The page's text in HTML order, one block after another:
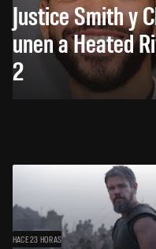
Justice Smith y
unen a Heated
2
HACE 23 HORAS